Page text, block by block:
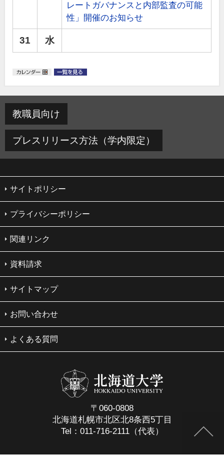
レートガバナンスと内部監査の可能
性」開催のお知らせ
31 水
教職員向け
プレスリリース方法（学内限定）
サイトポリシー
プライバシーポリシー
関連リンク
資料請求
サイトマップ
お問い合わせ
よくある質問
〒060-0808
北海道札幌市北区北8条西5丁目
Tel：011-716-2111（代表）